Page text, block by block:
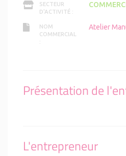
SECTEUR
D'ACTIVITÉ :
NOM
COMMERCIAL
:
Atelier
Présentation de
L'entrepreneur